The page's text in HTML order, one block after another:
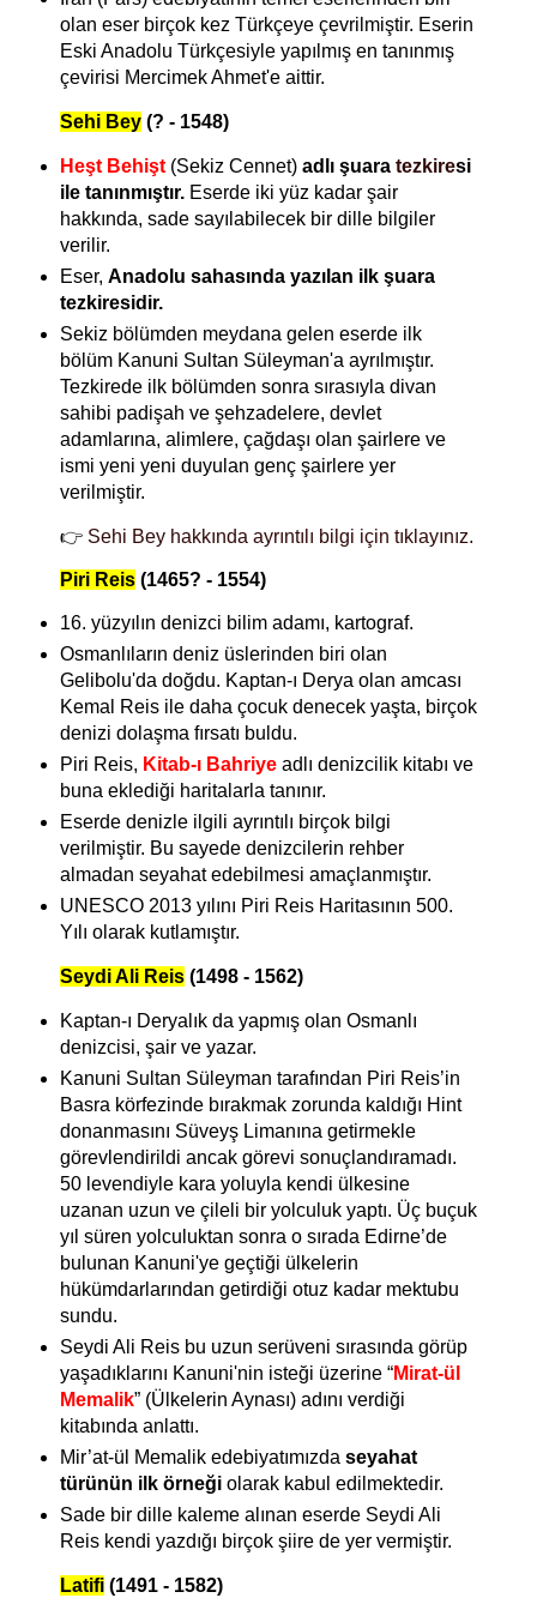
olan eser birçok kez Türkçeye çevrilmiştir. Eserin
Eski Anadolu Türkçesiyle yapılmış en tanınmış
çevirisi Mercimek Ahmet'e aittir.
Sehi Bey (? - 1548)
Heşt Behişt(Sekiz Cennet) adlı şuara tezkiresi
ile tanınmıştır.Eserde iki yüz kadar şair
hakkında, sade sayılabilecek bir dille bilgiler
verilir.
Eser, Anadolu sahasında yazılan ilk şuara
tezkiresidir.
Sekiz bölümden meydana gelen eserde ilk
bölüm Kanuni Sultan Süleyman'a ayrılmıştır.
Tezkirede ilk bölümden sonra sırasıyla divan
sahibi padişah ve şehzadelere, devlet
adamlarına, alimlere, çağdaşı olan şairlere ve
ismi yeni yeni duyulan genç şairlere yer
verilmiştir.
👉 Sehi Bey hakkında ayrıntılı bilgi için tıklayınız.
Piri Reis (1465? - 1554)
16. yüzyılın denizci bilim adamı, kartograf.
Osmanlıların deniz üslerinden biri olan
Gelibolu'da doğdu. Kaptan-ı Derya olan amcası
Kemal Reis ile daha çocuk denecek yaşta, birçok
denizi dolaşma fırsatı buldu.
Piri Reis, Kitab-ı Bahriyeadlı denizcilik kitabı ve
buna eklediği haritalarla tanınır.
Eserde denizle ilgili ayrıntılı birçok bilgi
verilmiştir. Bu sayede denizcilerin rehber
almadan seyahat edebilmesi amaçlanmıştır.
UNESCO 2013 yılını Piri Reis Haritasının 500.
Yılı olarak kutlamıştır.
Seydi Ali Reis (1498 - 1562)
Kaptan-ı Deryalık da yapmış olan Osmanlı
denizcisi, şair ve yazar.
Kanuni Sultan Süleyman tarafından Piri Reis’in
Basra körfezinde bırakmak zorunda kaldığı Hint
donanmasını Süveyş Limanına getirmekle
görevlendirildi ancak görevi sonuçlandıramadı.
50 levendiyle kara yoluyla kendi ülkesine
uzanan uzun ve çileli bir yolculuk yaptı. Üç buçuk
yıl süren yolculuktan sonra o sırada Edirne’de
bulunan Kanuni'ye geçtiği ülkelerin
hükümdarlarından getirdiği otuz kadar mektubu
sundu.
Seydi Ali Reis bu uzun serüveni sırasında görüp
yaşadıklarını Kanuni'nin isteği üzerine “Mirat-ül
Memalik” (Ülkelerin Aynası) adını verdiği
kitabında anlattı.
Mir’at-ül Memalik edebiyatımızda seyahat
türünün ilk örneğiolarak kabul edilmektedir.
Sade bir dille kaleme alınan eserde Seydi Ali
Reis kendi yazdığı birçok şiire de yer vermiştir.
Latifi (1491 - 1582)